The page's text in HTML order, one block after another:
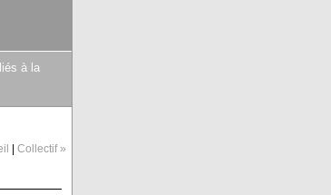
à la
| Collectif »